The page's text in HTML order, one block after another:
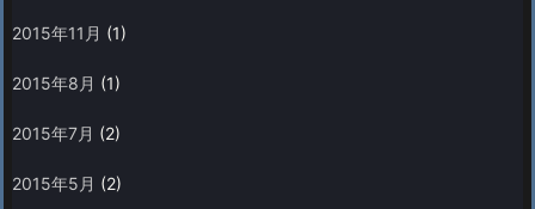
2015年11月 (1)
2015年8月 (1)
2015年7月 (2)
2015年5月 (2)